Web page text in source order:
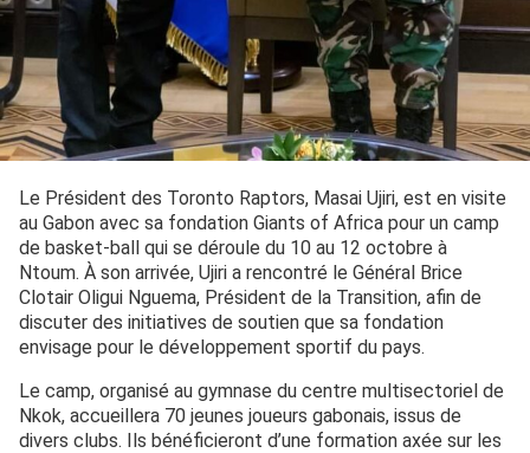
Le Président des Toronto Raptors, Masai Ujiri, est en visite
au Gabon avec sa fondation Giants of Africa pour un camp
de basket-ball qui se déroule du 10 au 12 octobre à
Ntoum. À son arrivée, Ujiri a rencontré le Général Brice
Clotair Oligui Nguema, Président de la Transition, afin de
discuter des initiatives de soutien que sa fondation
envisage pour le développement sportif du pays.
Le camp, organisé au gymnase du centre multisectoriel de
Nkok, accueillera 70 jeunes joueurs gabonais, issus de
divers clubs. Ils bénéficieront d’une formation axée sur les